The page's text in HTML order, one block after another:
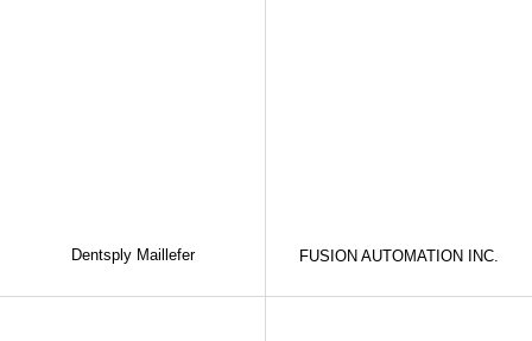
Dentsply Maillefer FUSION AUTOMATION INC.